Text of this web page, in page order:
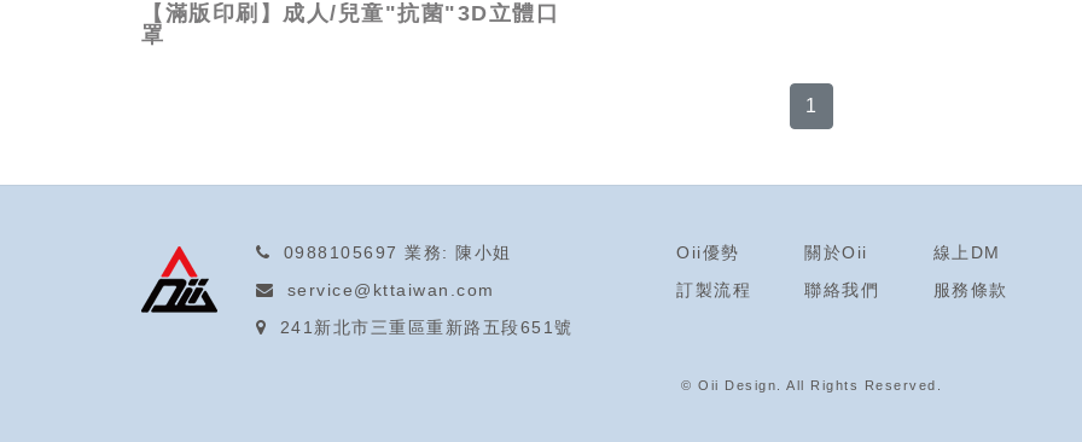
【滿版印刷】成人/兒童"抗菌"3D立體口
罩
1
0988105697 業務: 陳小姐
service@kttaiwan.com
241新北市三重區重新路五段651號
Oii優勢 關於Oii
線上DM
訂製流程
聯絡我們 服務條款
© Oii Design. All Rights Reserved